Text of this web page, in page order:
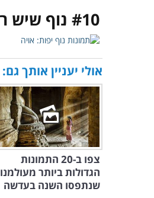
#10 נוף שיש רק באויה שבאיי סנטוריני, יוון
אולי יעניין אותך גם:
צפו ב-20 התמונות
הגדולות ביותר מעולמנו
שנתפסו השנה בעדשה